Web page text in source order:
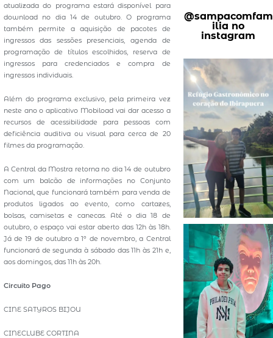
atualizada do programa estará disponível para
download no dia 14 de outubro. O programa
também permite a aquisição de pacotes de
ingressos das sessões presenciais, agenda de
programação de títulos escolhidos, reserva de
ingressos para credenciados e compra de
ingressos individuais.
Além do programa exclusivo, pela primeira vez
neste ano o aplicativo Mobiload vai dar acesso a
recursos de acessibilidade para pessoas com
deficiência auditiva ou visual para cerca de 20
filmes da programação.
A Central da Mostra retorna no dia 14 de outubro
com um balcão de informações no Conjunto
Nacional, que funcionará também para venda de
produtos ligados ao evento, como cartazes,
bolsas, camisetas e canecas. Até o dia 18 de
outubro, o espaço vai estar aberto das 12h às 18h.
Já de 19 de outubro a 1º de novembro, a Central
funcionará de segunda à sábado das 11h às 21h e,
aos domingos, das 11h às 20h.
Circuito Pago
CINE SATYROS BIJOU
CINECLUBE CORTINA
@sampacomfam
ilia no
instagram